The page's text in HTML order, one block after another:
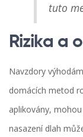
tuto
Rizika a
Navzdory
domácích metod
aplikovány,
nasazení dlah